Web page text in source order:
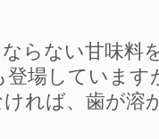
らない甘味料
場しています
れば、歯が溶